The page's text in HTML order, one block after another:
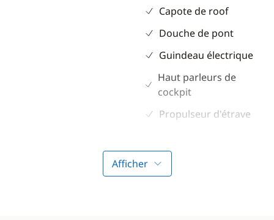
Capote de roof
Douche de pont
Guindeau électrique
Haut parleurs de
cockpit
Propulseur d'étrave
en teck
Table de cockpit
Afficher